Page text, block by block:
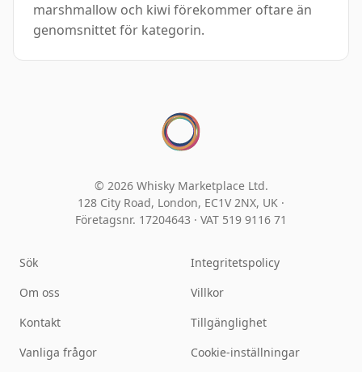
marshmallow och kiwi förekommer oftare än
genomsnittet för kategorin.
© 2026 Whisky Marketplace Ltd.
128 City Road, London, EC1V 2NX, UK ·
Företagsnr. 17204643 · VAT 519 9116 71
Sök
Om oss
Kontakt
Vanliga frågor
Integritetspolicy
Villkor
Tillgänglighet
Cookie-inställningar